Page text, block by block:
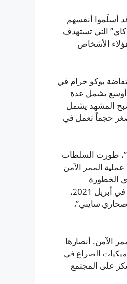
قد أسلَموا أنفسهم
التي تستهدف
الأشخاص
بوكو حرام في
أوسع يشمل عدة
المشهد يشمل
حجماً تعمل في
“هدين كاي”، طورت السلطات
الممر الآمن
ذوي الخطورة
المنخفضة المرتبطين بهذه الجماعات. وحلت عملية “هدين كاي” مكان عملية “لافيا دولي” في أبريل 2021،
سايني”،
الآمن. أنصارها
الصراع في
على المجتمع